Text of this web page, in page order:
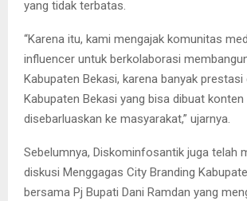
yang tidak terbatas.
“Karena itu, kami mengajak komunitas
influencer untuk berkolaborasi
Kabupaten Bekasi, karena banyak prestasi
Kabupaten Bekasi yang bisa dibuat konten
disebarluaskan ke masyarakat,” ujarnya.
Sebelumnya, Diskominfosantik juga telah
diskusi Menggagas City Branding
bersama Pj Bupati Dani Ramdan yang